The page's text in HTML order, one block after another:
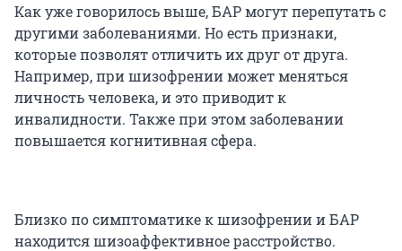
Как уже говорилось выше, БАР могут перепутать с
другими заболеваниями. Но есть признаки,
которые позволят отличить их друг от друга.
Например, при шизофрении может меняться
личность человека, и это приводит к
инвалидности. Также при этом заболевании
повышается когнитивная сфера.
Близко по симптоматике к шизофрении и БАР
находится шизоаффективное расстройство.